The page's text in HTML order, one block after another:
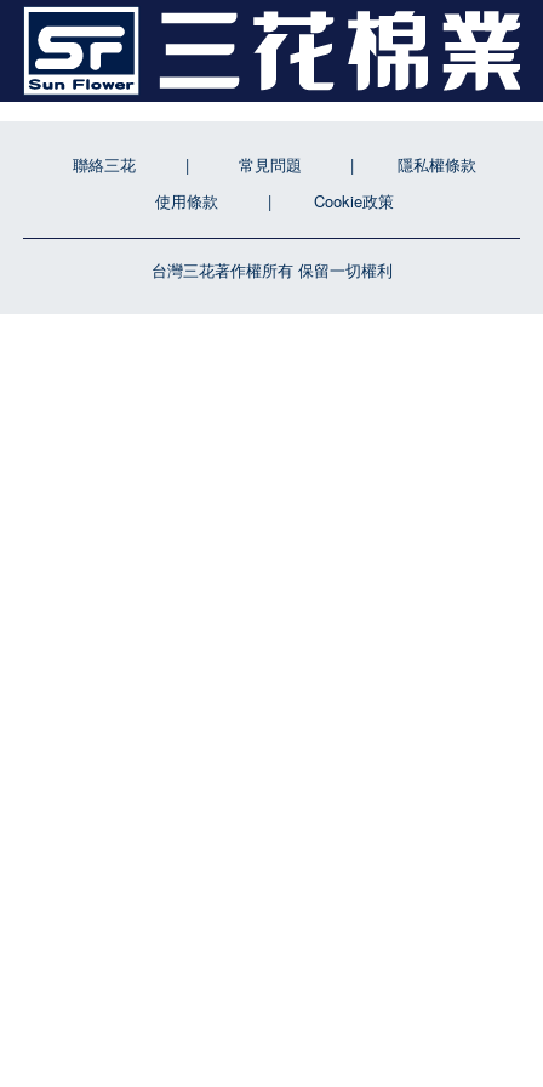
台灣三花著作權所有 保留一切權利
聯絡三花 常見問題
隱私權條款
使用條款
Cookie政策